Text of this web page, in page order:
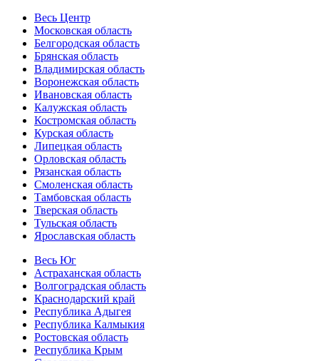
Весь Центр
Московская область
Белгородская область
Брянская область
Владимирская область
Воронежская область
Ивановская область
Калужская область
Костромская область
Курская область
Липецкая область
Орловская область
Рязанская область
Смоленская область
Тамбовская область
Тверская область
Тульская область
Ярославская область
Весь Юг
Астраханская область
Волгоградская область
Краснодарский край
Республика Адыгея
Республика Калмыкия
Ростовская область
Республика Крым